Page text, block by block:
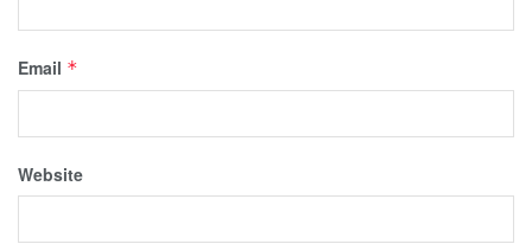
Email *
Website